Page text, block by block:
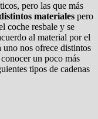
pero las que más
materiales pero
coche resbale y se
al material por el
uno nos ofrece distintos
un poco más
tipos de cadenas